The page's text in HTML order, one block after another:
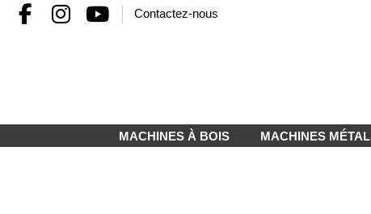
Contactez-nous
MACHINES À BOIS MACHINES MÉTAL